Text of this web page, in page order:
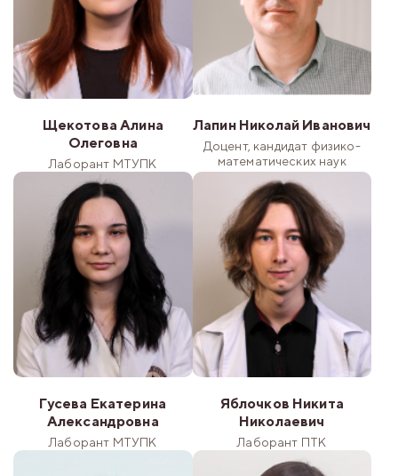
Щекотова Алина
Олеговна
Лаборант МТУПК
Лапин Николай Иванович
Доцент, кандидат физико-
математических наук
Гусева Екатерина
Александровна
Лаборант МТУПК
Яблочков Никита
Николаевич
Лаборант ПТК